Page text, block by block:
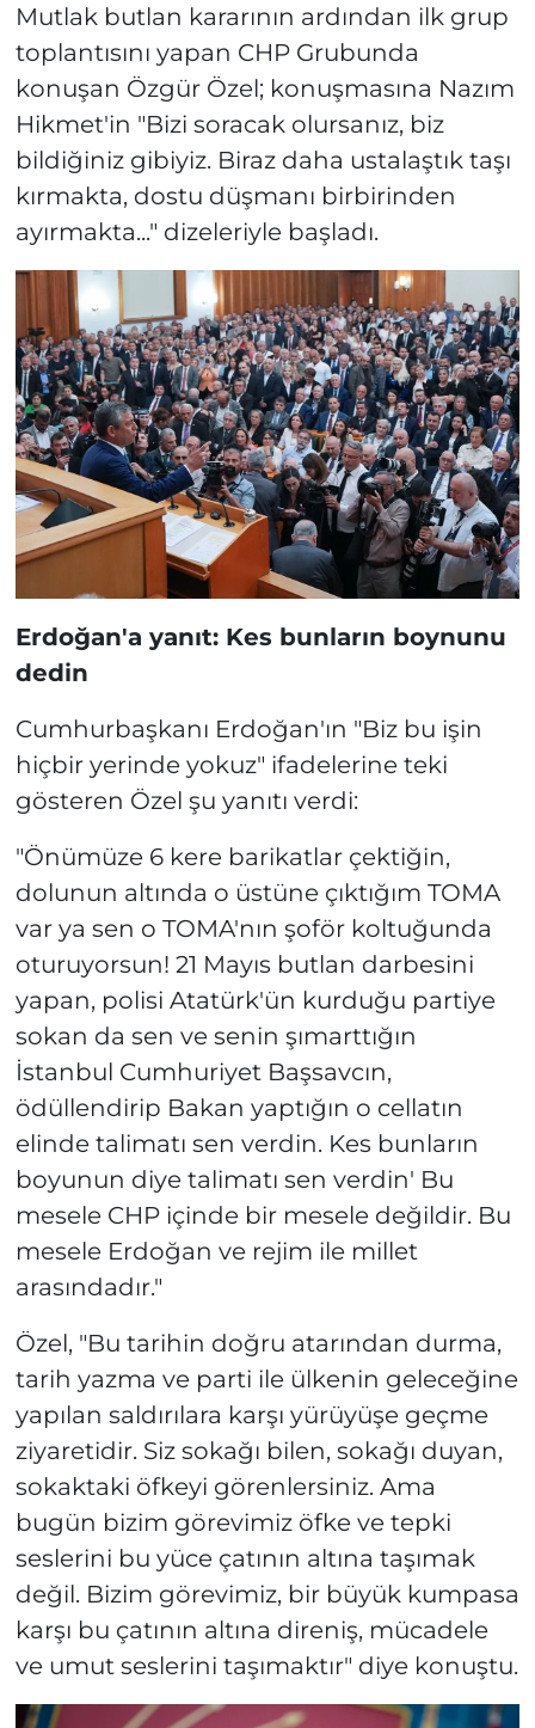
Mutlak butlan kararının ardından ilk grup
toplantısını yapan CHP Grubunda
konuşan Özgür Özel; konuşmasına Nazım
Hikmet'in "Bizi soracak olursanız, biz
bildiğiniz gibiyiz. Biraz daha ustalaştık taşı
kırmakta, dostu düşmanı birbirinden
ayırmakta..." dizeleriyle başladı.
Erdoğan'a yanıt: Kes bunların boynunu
dedin
Cumhurbaşkanı Erdoğan'ın "Biz bu işin
hiçbir yerinde yokuz" ifadelerine teki
gösteren Özel şu yanıtı verdi:
"Önümüze 6 kere barikatlar çektiğin,
dolunun altında o üstüne çıktığım TOMA
var ya sen o TOMA'nın şoför koltuğunda
oturuyorsun! 21 Mayıs butlan darbesini
yapan, polisi Atatürk'ün kurduğu partiye
sokan da sen ve senin şımarttığın
İstanbul Cumhuriyet Başsavcın,
ödüllendirip Bakan yaptığın o cellatın
elinde talimatı sen verdin. Kes bunların
boyunun diye talimatı sen verdin' Bu
mesele CHP içinde bir mesele değildir. Bu
mesele Erdoğan ve rejim ile millet
arasındadır."
Özel, "Bu tarihin doğru atarından durma,
tarih yazma ve parti ile ülkenin geleceğine
yapılan saldırılara karşı yürüyüşe geçme
ziyaretidir. Siz sokağı bilen, sokağı duyan,
sokaktaki öfkeyi görenlersiniz. Ama
bugün bizim görevimiz öfke ve tepki
seslerini bu yüce çatının altına taşımak
değil. Bizim görevimiz, bir büyük kumpasa
karşı bu çatının altına direniş, mücadele
ve umut seslerini taşımaktır" diye konuştu.